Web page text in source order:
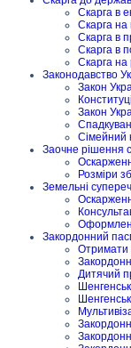
Скарга в
Скарга на
Скарга в
Скарга в
Скарга на
Законодавство
Закон
Закон
Сімейний
Заочне рішення
Розміри
Земельні
Закордонний
Отримати
Дитячий